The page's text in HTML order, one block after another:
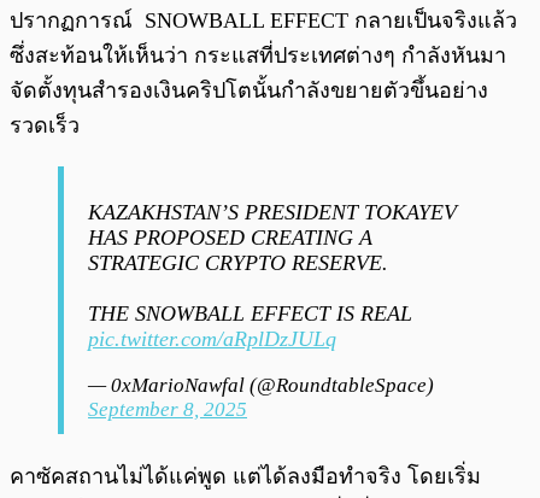
ปรากฏการณ์ SNOWBALL EFFECT กลายเป็นจริงแล้ว
ซึ่งสะท้อนให้เห็นว่า กระแสที่ประเทศต่างๆ กำลังหันมา
จัดตั้งทุนสำรองเงินคริปโตนั้นกำลังขยายตัวขึ้นอย่าง
รวดเร็ว
KAZAKHSTAN’S PRESIDENT TOKAYEV
HAS PROPOSED CREATING A
STRATEGIC CRYPTO RESERVE.
THE SNOWBALL EFFECT IS REAL
pic.twitter.com/aRplDzJULq
— 0xMarioNawfal (@RoundtableSpace)
September 8, 2025
คาซัคสถานไม่ได้แค่พูด แต่ได้ลงมือทำจริง โดยเริ่ม